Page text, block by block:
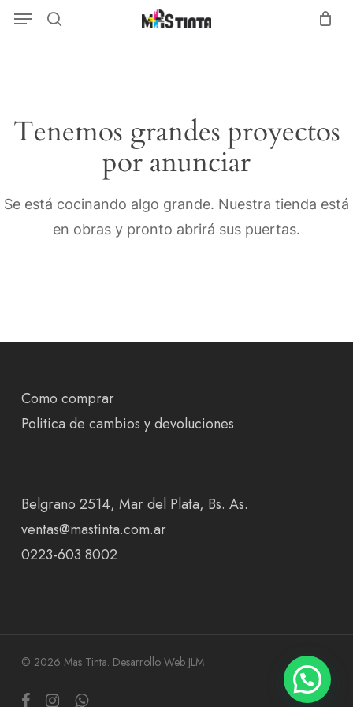
SkipMenu
Tenemos grandes proyectos
por anunciar
Se está cocinando algo grande. Nuestra tienda está
en obras y pronto abrirá sus puertas.
Como comprar
Politica de cambios y devoluciones
Belgrano 2514, Mar del Plata, Bs. As.
ventas@mastinta.com.ar
0223-603 8002
© 2026 Mas Tinta. Desarrollo Web JLM
facebookinstagramwhatsapp
Menu